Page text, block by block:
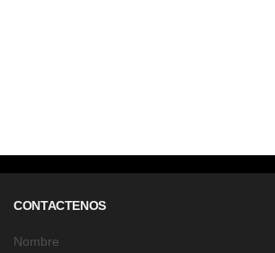
CONTACTENOS
Nombre